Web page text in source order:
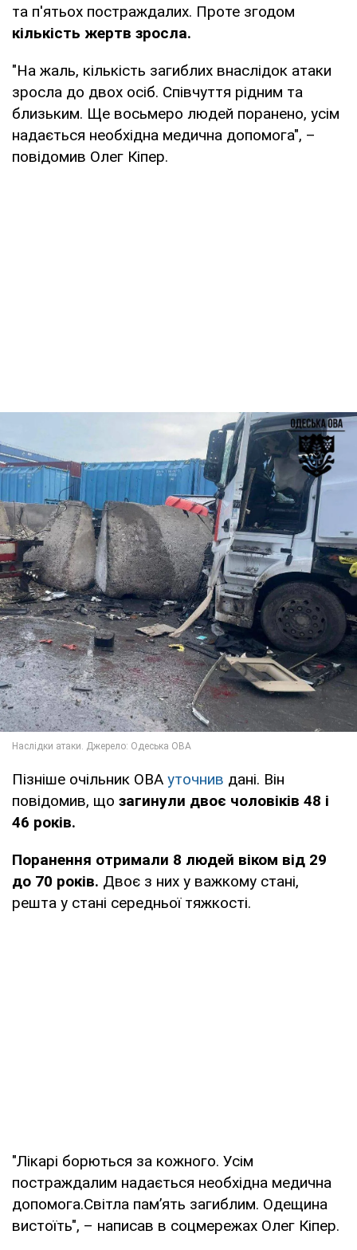
та п'ятьох постраждалих. Проте згодом
кількість жертв зросла.
"На жаль, кількість загиблих внаслідок атаки
зросла до двох осіб. Співчуття рідним та
близьким. Ще восьмеро людей поранено, усім
надається необхідна медична допомога", –
повідомив Олег Кіпер.
Пізніше очільник ОВА уточнив дані. Він
повідомив, що загинули двоє чоловіків 48 і
46 років.
Поранення отримали 8 людей віком від 29
до 70 років. Двоє з них у важкому стані,
решта у стані середньої тяжкості.
"Лікарі борються за кожного. Усім
постраждалим надається необхідна медична
допомога.Світла памʼять загиблим. Одещина
вистоїть", – написав в соцмережах Олег Кіпер.